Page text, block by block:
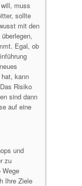
muss
sollte
mit den
Egal, ob
kann
Risiko
sind dann
auf eine
und
zu
Wege
Ihre Ziele